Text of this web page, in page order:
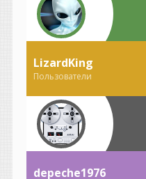
Возрождение
Скоро...
Отмечая
существования в
одной из самых
и долговечных
Nostalgia
специальном
издании,
летию.
LizardKing
Пользователи
depeche1976